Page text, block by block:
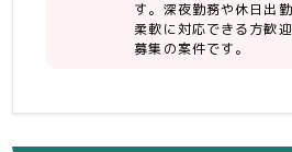
す。深夜勤務や休日出
柔軟に対応できる方歓
募集の案件です。